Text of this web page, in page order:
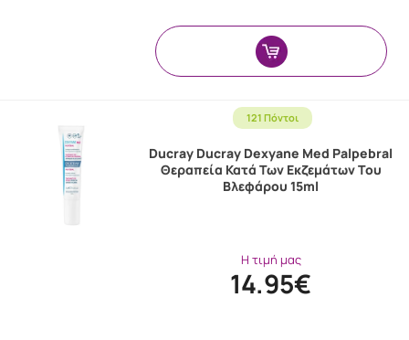
121 Πόντοι
Ducray Ducray Dexyane Med Palpebral
Θεραπεία Κατά Των Εκζεμάτων Του
Βλεφάρου 15ml
Η τιμή μας
14.95€